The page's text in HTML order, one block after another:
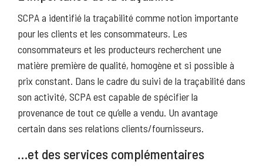
SCPA a identifié la traçabilité comme notion importante
pour les clients et les consommateurs. Les
consommateurs et les producteurs recherchent une
matière première de qualité, homogène et si possible à
prix constant. Dans le cadre du suivi de la traçabilité dans
son activité, SCPA est capable de spécifier la
provenance de tout ce qu’elle a vendu. Un avantage
certain dans ses relations clients/fournisseurs.
…et des services complémentaires